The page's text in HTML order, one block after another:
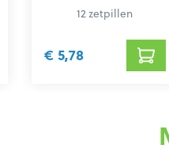
12 zetpillen
€ 5,78